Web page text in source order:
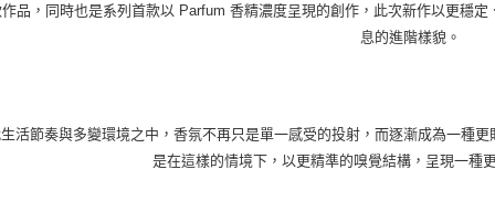
品，同時也是系列首款以 Parfum 香精濃度呈現的創作，此次新作以更穩
息的進階樣貌。
活節奏與多變環境之中，香氛不再只是單一感受的投射，而逐漸成為一種
是在這樣的情境下，以更精準的嗅覺結構，呈現一種